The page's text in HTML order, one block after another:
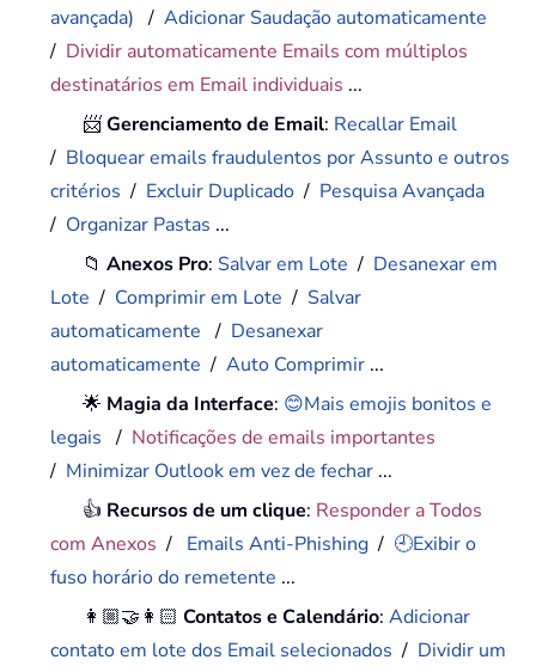
avançada) /Adicionar Saudação automaticamente
/ Dividir automaticamente Emails com múltiplos
destinatários em Email individuais ...
📨Gerenciamento de Email: Recallar Email
/ Bloquear emails fraudulentos por Assunto e outros
critérios / Excluir Duplicado / Pesquisa Avançada
/ Organizar Pastas ...
📁Anexos Pro: Salvar em Lote / Desanexar em
Lote / Comprimir em Lote / Salvar
automaticamente / Desanexar
automaticamente /Auto Comprimir ...
🌟 Magia da Interface: 😊Mais emojis bonitos e
legais / Notificações de emails importantes
/ Minimizar Outlook em vez de fechar ...
👍 Recursos de um clique: Responder a Todos
com Anexos / Emails Anti-Phishing / 🕘Exibir o
fuso horário do remetente ...
👩🏼‍🤝‍👩🏻Contatos e Calendário:Adicionar
contato em lote dos Email selecionados / Dividir um